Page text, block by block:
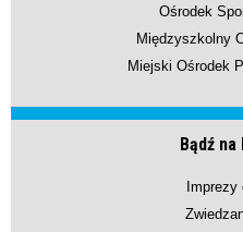
Ośrodek
Międzyszkolny
Miejski Ośrodek
Bądź